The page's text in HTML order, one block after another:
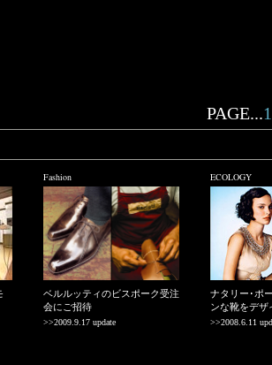
PAGE...1
Fashion
ベルルッティのビスポーク受注
会にご招待
>>2009.9.17 update
ECOLOGY
ナタリー･ポ
ンな靴をデザ
>>2008.6.11